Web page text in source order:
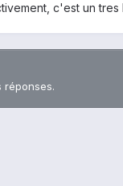
c'est un
réponses.